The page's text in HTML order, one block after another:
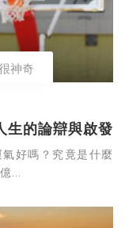
神奇
生的論辯與啟發
好嗎？究竟是什麼
...